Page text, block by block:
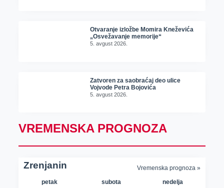
Otvaranje izložbe Momira Kneževića
„Osvežavanje memorije“
5. avgust 2026.
Zatvoren za saobraćaj deo ulice
Vojvode Petra Bojovića
5. avgust 2026.
VREMENSKA PROGNOZA